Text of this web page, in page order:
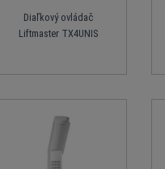
Diaľkový ovládač
Liftmaster TX4UNIS